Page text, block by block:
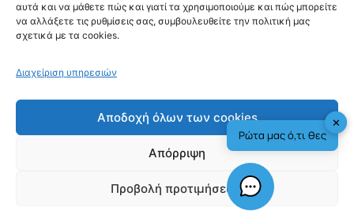
αυτά και να μάθετε πώς και γιατί τα χρησιμοποιούμε και πώς μπορείτε
να αλλάξετε τις ρυθμίσεις σας, συμβουλευθείτε την πολιτική μας
σχετικά με τα cookies.
Διαχείριση υπηρεσιών
Αποδοχή όλων των cookies
Απόρριψη
Προβολή προτιμήσεων
Newsletter
fyi.news - copyright 2026
✕
Ρώτα μας ό,τι θες